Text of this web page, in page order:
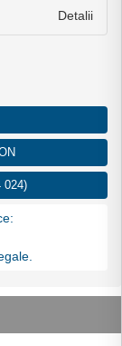
Detalii
024)